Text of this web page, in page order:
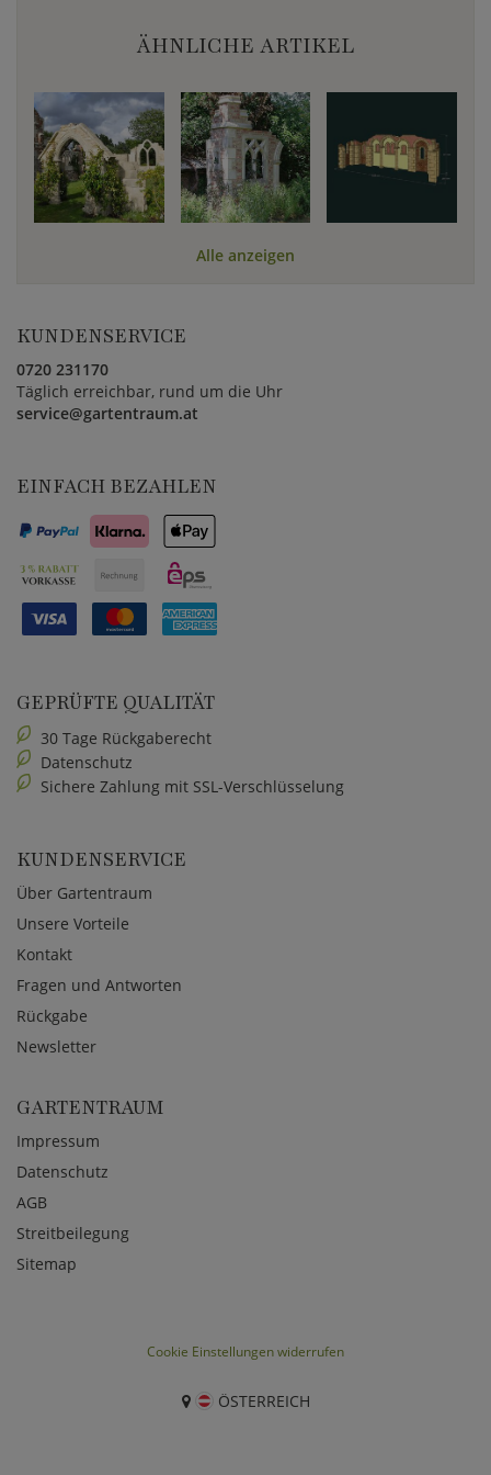
ÄHNLICHE ARTIKEL
Alle anzeigen
KUNDENSERVICE
0720 231170
Täglich erreichbar, rund um die Uhr
service@gartentraum.at
EINFACH BEZAHLEN
GEPRÜFTE QUALITÄT
30 Tage Rückgaberecht
Datenschutz
Sichere Zahlung mit SSL-Verschlüsselung
KUNDENSERVICE
Über Gartentraum
Unsere Vorteile
Kontakt
Fragen und Antworten
Rückgabe
Newsletter
GARTENTRAUM
Impressum
Datenschutz
AGB
Streitbeilegung
Sitemap
Cookie Einstellungen widerrufen
ÖSTERREICH